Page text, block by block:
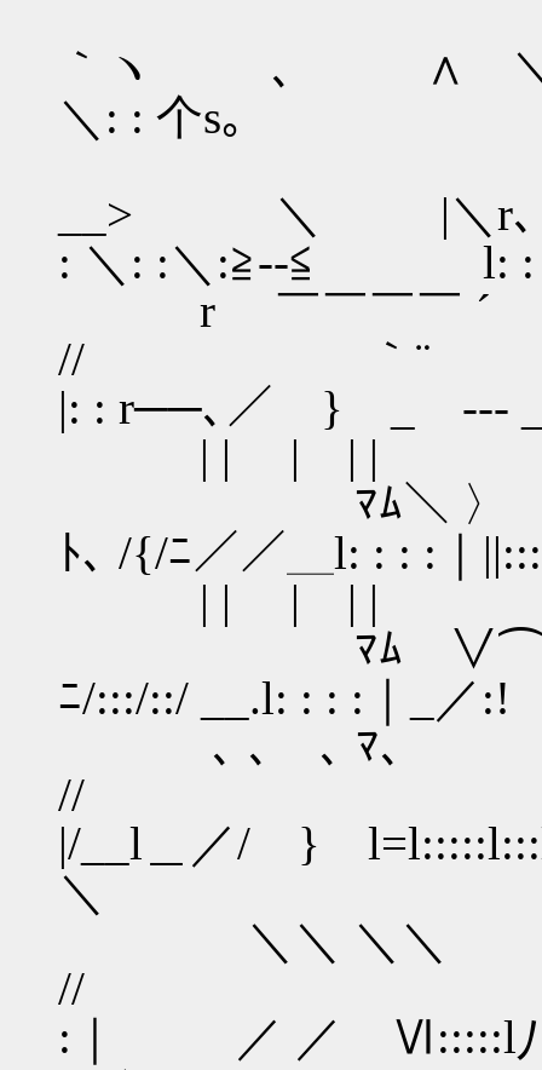
｀ヽ ､
＼: : 个s｡ l: :
__> ＼ |
: ＼: :＼:≧--≦ l: : :
r ￣￣￣
// ｀¨ ＼〉
|: : r──､／ } _ --- _
| | | | |
ﾏﾑ＼ 〉 //｀
ﾄ､ /{/ﾆ／／＿l: : : :｜
| | | |
ﾏﾑ ∨⌒} // /
ﾆ/:::/::/ __.l: : : :｜_
､ ､ ､
// ﾏﾑ ＼
|/__l＿／/ }
＼
＼＼
// ﾏﾑ }
:｜ ／ ／